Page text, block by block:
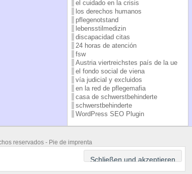
el cuidado en la crisis
los derechos humanos
pflegenotstand
lebensstilmedizin
discapacidad citas
24 horas de atención
fsw
Austria viertreichstes país de la ue
el fondo social de viena
vía judicial y excluidos
en la red de pflegemafia
casa de schwerstbehinderte
schwerstbehinderte
WordPress SEO Plugin
reservados - Pie de imprenta
Brunner Alojamiento Web